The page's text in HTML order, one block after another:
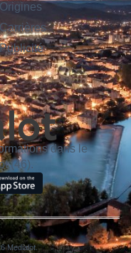
Origines
Carrières
dans le
(46).
Medialot.